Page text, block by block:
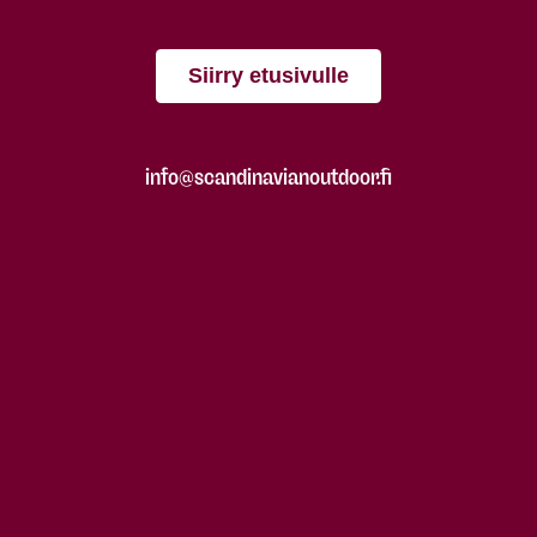
Siirry etusivulle
info@scandinavianoutdoor.fi